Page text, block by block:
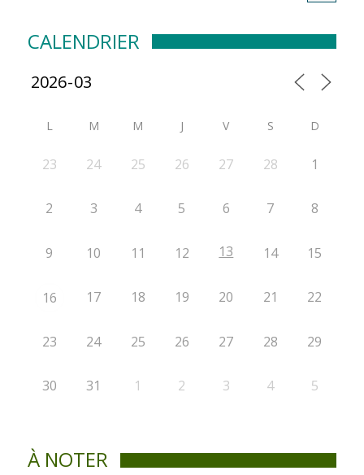
CALENDRIER
L M M J V S D
23 24 25 26 27 28 1
2 3 4 5 6 7 8
9 10 11 12 13 14 15
16 17 18 19 20 21 22
23 24 25 26 27 28 29
30 31 1 2 3 4 5
À NOTER